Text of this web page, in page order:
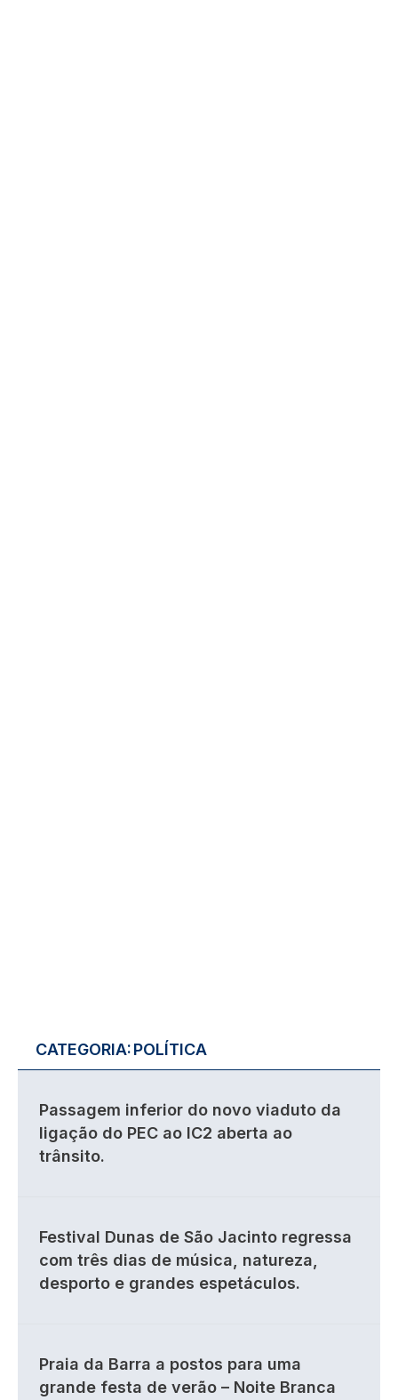
CATEGORIA:POLÍTICA
Passagem inferior do novo viaduto da
ligação do PEC ao IC2 aberta ao
trânsito.
Festival Dunas de São Jacinto regressa
com três dias de música, natureza,
desporto e grandes espetáculos.
Praia da Barra a postos para uma
grande festa de verão – Noite Branca